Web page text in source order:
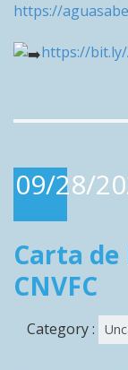
https://
https://
09/28/
Carta
CNVFC
Category :